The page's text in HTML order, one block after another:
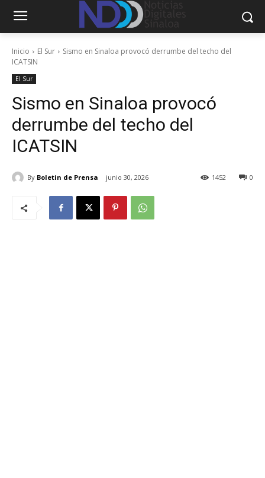
Inicio El Sur
Sismo en Sinaloa provocó derrumbe del techo del
ICATSIN
El Sur
Sismo en Sinaloa provocó
derrumbe del techo del
ICATSIN
By Boletin de Prensa junio 30, 2026 0
1452